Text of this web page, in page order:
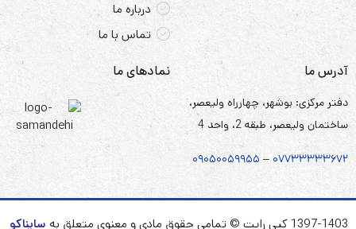
درباره ما
تماس با ما
آدرس ما
دفتر مرکزی: بوشهر، چهارراه ولیعصر،
ساختمان ولیعصر، طبقه 2، واحد 4
۰۷۷۳۳۳۳۳۶۷۲ – ۰۹۰۵۰۰۵۹۹۵۵
نمادهای ما
1397-1403 کپی رایت © تمامی حقوق مادی و معنوی متعلق به سایناکو